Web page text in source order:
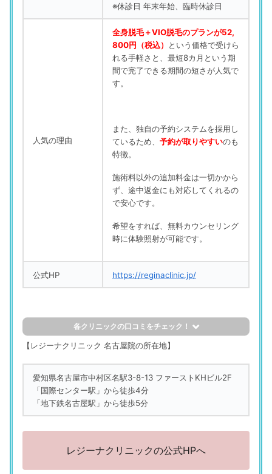
※休診日 年末年始、臨時休診日
人気の理由
全身脱毛＋VIO脱毛のプランが52,
800円（税込）
という価格で受けら
れる手軽さと、最短8カ月という期
間で完了できる期間の短さが人気で
す。
また、独自の予約システムを採用し
ているため、 予約が取りやすいのも
特徴。
施術料以外の追加料金は一切かから
ず、途中返金にも対応してくれるの
で安心です。
希望をすれば、無料カウンセリング
時に体験照射が可能です。
公式HP https://reginaclinic.jp/
各クリニックの口コミをチェック！
レジーナクリニック 名古屋院
「落ち着いた雰囲気で、強制されるような勧誘はない。肌が
荒れていた際は、診察後に別日の再予約の対応をしてくれ
た」
（28歳／正社員（一般事務）事務系専門職／法務・財務・人
事・総務など）
レジーナクリニック 名古屋院
「予約が取りやすかった」
【レジーナクリニック 名古屋院の所在地】
愛知県名古屋市中村区名駅3-8-13 ファーストKHビル2F
「国際センター駅」から徒歩4分
「地下鉄名古屋駅」から徒歩5分
レジーナクリニックの公式HPへ